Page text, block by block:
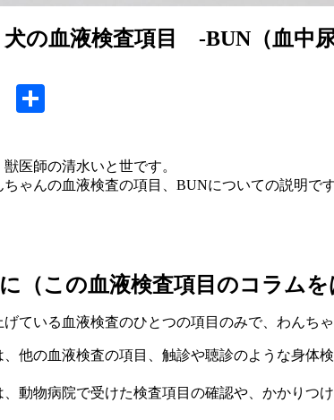
犬の血液検査項目 -BUN（血中
医師の清水いと世です。
ゃんの血液検査の項目、BUNについての説明です
（この血液検査項目のコラム
げている血液検査のひとつの項目のみで、わんち
他の血液検査の項目、触診や聴診のような身体
、動物病院で受けた検査項目の確認や、かかりつ